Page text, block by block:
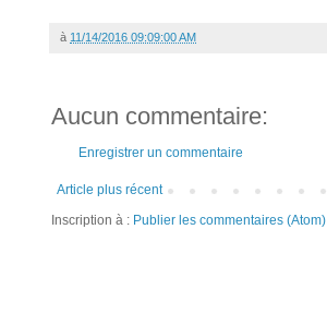
à 11/14/2016 09:09:00 AM
Aucun commentaire:
Enregistrer un commentaire
Article plus récent
Inscription à : Publier les commentaires (Atom)